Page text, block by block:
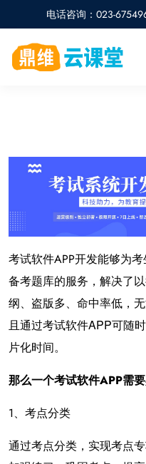
电话咨询：023-
考试软件APP开发能够为
备考题库的服务，解决了
纲、盗版多、命中率低，
且通过考试软件APP可随
片化时间。
那么一个考试软件APP需
1、考点分类
通过考点分类，实现考点